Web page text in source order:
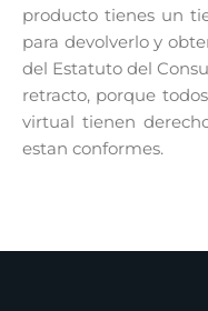
producto tienes un
para devolverlo y
del Estatuto del
retracto, porque
virtual tienen
estan conformes.